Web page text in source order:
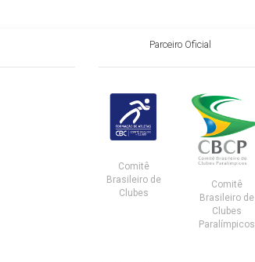
Parceiro Oficial
Comitê
Brasileiro de
Clubes
Comitê
Brasileiro de
Clubes
Paralímpicos